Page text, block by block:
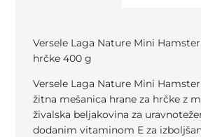
Versele Laga Nature Mini
hrčke 400 g
Versele Laga Nature Mini
žitna mešanica hrane za hrčke z
živalska beljakovina za
dodanim vitaminom E za